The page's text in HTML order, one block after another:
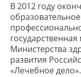
В 2012 году
Министерства
развития
«Лечебное дело».